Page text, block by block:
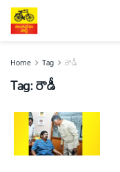
Home Tag రౌడీ
Tag:రౌడీ